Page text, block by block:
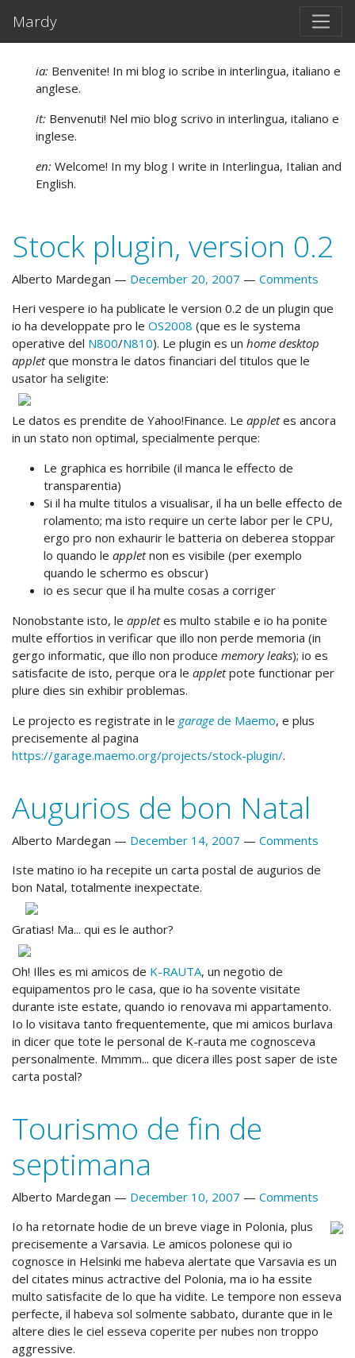
Mardy
ia: Benvenite! In mi blog io scribe in interlingua, italiano e
anglese.
it: Benvenuti! Nel mio blog scrivo in interlingua, italiano e
inglese.
en: Welcome! In my blog I write in Interlingua, Italian and
English.
Stock plugin, version 0.2
Alberto Mardegan December 20, 2007
Comments
Heri vespere io ha publicate le version 0.2 de un plugin que
io ha developpate pro le OS2008 (que es le systema
operative del N800/N810). Le plugin es un home desktop
appletque monstra le datos financiari del titulos que le
usator ha seligite:
Le datos es prendite de Yahoo!Finance. Le appletes ancora
in un stato non optimal, specialmente perque:
Le graphica es horribile (il manca le effecto de
transparentia)
Si il ha multe titulos a visualisar, il ha un belle effecto de
rolamento; ma isto require un certe labor per le CPU,
ergo pro non exhaurir le batteria on deberea stoppar
lo quando le appletnon es visibile (per exemplo
quando le schermo es obscur)
io es secur que il ha multe cosas a corriger
Nonobstante isto, le appletes multo stabile e io ha ponite
multe effortios in verificar que illo non perde memoria (in
gergo informatic, que illo non produce memory leaks); io es
satisfacite de isto, perque ora le appletpote functionar per
plure dies sin exhibir problemas.
Le projecto es registrate in le garage de Maemo, e plus
precisemente al pagina
https://garage.maemo.org/projects/stock-plugin/.
Augurios de bon Natal
Alberto Mardegan December 14, 2007
Comments
Iste matino io ha recepite un carta postal de augurios de
bon Natal, totalmente inexpectate.
Gratias! Ma... qui es le author?
Oh! Illes es mi amicos de K-RAUTA, un negotio de
equipamentos pro le casa, que io ha sovente visitate
durante iste estate, quando io renovava mi appartamento.
Io lo visitava tanto frequentemente, que mi amicos burlava
in dicer que tote le personal de K-rauta me cognosceva
personalmente. Mmmm... que dicera illes post saper de iste
carta postal?
Tourismo de fin de
septimana
Alberto Mardegan December 10, 2007
Comments
Io ha retornate hodie de un breve viage in Polonia, plus
precisemente a Varsavia. Le amicos polonese qui io
cognosce in Helsinki me habeva alertate que Varsavia es un
del citates minus actractive del Polonia, ma io ha essite
multo satisfacite de lo que ha vidite. Le tempore non esseva
perfecte, il habeva sol solmente sabbato, durante que in le
altere dies le ciel esseva coperite per nubes non troppo
aggressive.